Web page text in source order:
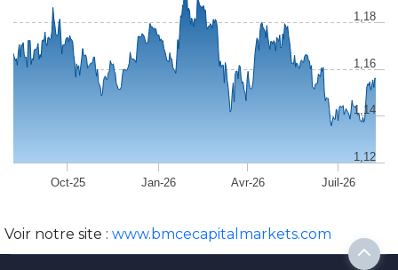
Oct-25 Jan-26 Avr-26 Juil-26
1,12
1,14
1,16
1,18
Voir notre site : www.bmcecapitalmarkets.com